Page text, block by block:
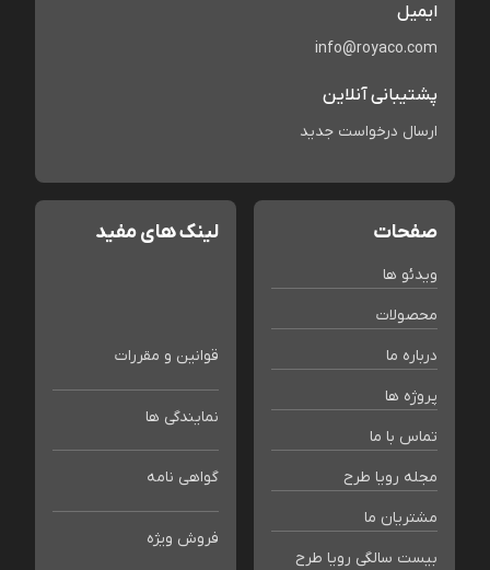
ایمیل
info@royaco.com
پشتیبانی آنلاین
ارسال درخواست جدید
صفحات
ویدئو ها
محصولات
درباره ما
پروژه ها
تماس با ما
مجله رویا طرح
مشتریان ما
بیست سالگی رویا طرح
لینک های مفید
قوانین و مقررات
نمایندگی ها
گواهی نامه
فروش ویژه